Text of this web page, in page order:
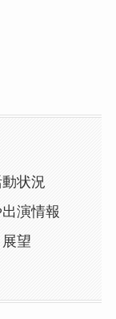
状況
演情報
望